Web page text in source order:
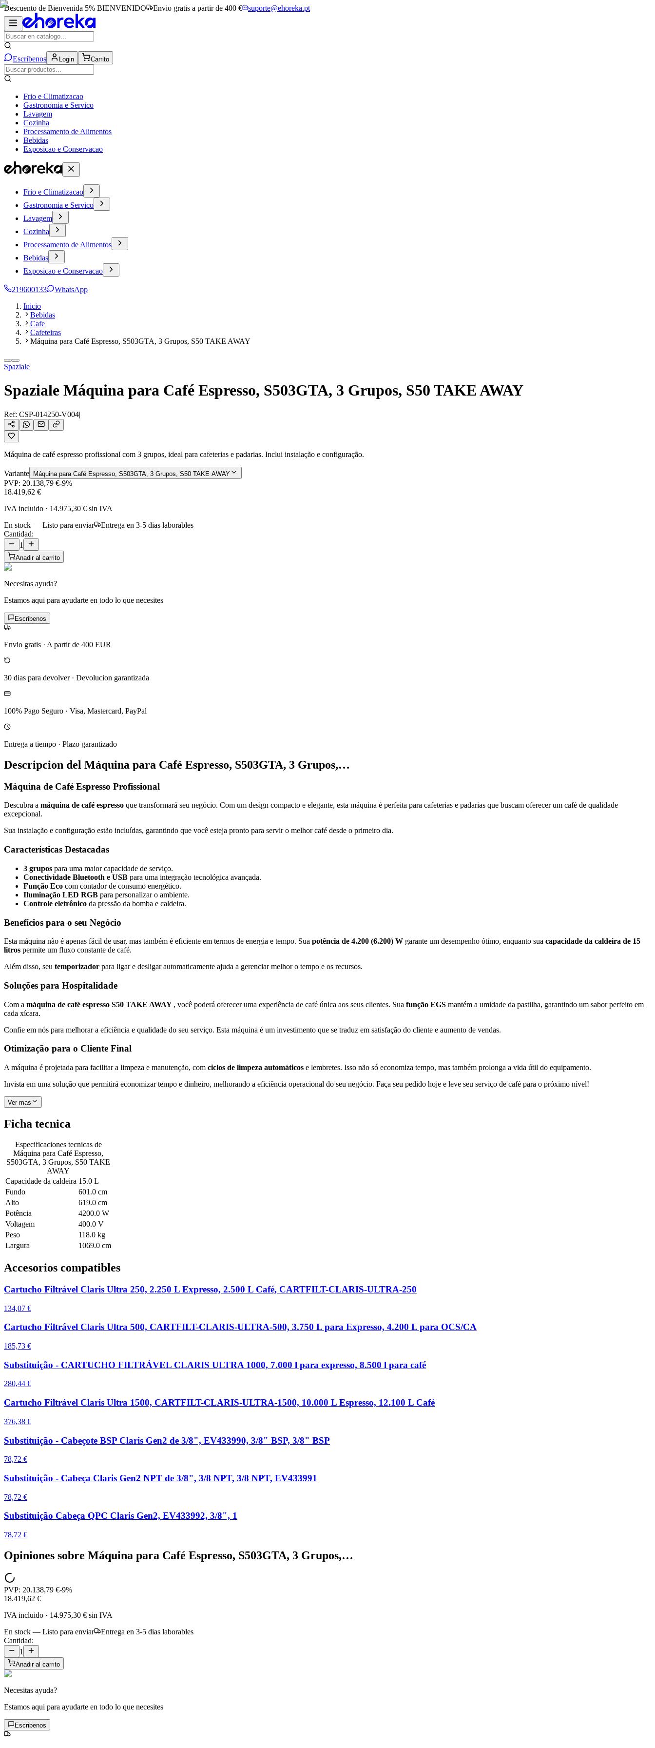
Descuento de Bienvenida 5% BIENVENIDO Envio gratis a partir de 400 € suporte@ehoreka.pt
Escribenos Login Carrito
Frio e Climatizacao
Gastronomia e Servico
Lavagem
Cozinha
Processamento de Alimentos
Bebidas
Exposicao e Conservacao
Frio e Climatizacao
Gastronomia e Servico
Lavagem
Cozinha
Processamento de Alimentos
Bebidas
Exposicao e Conservacao
219600133
WhatsApp
Inicio
Bebidas
Cafe
Cafeteiras
Máquina para Café Espresso, S503GTA, 3 Grupos, S50 TAKE AWAY
Spaziale
Spaziale Máquina para Café Espresso, S503GTA, 3 Grupos, S50 TAKE AWAY
Ref: CSP-014250-V004|
Máquina de café espresso profissional com 3 grupos, ideal para cafeterias e padarias. Inclui instalação e configuração.
Variante Máquina para Café Espresso, S503GTA, 3 Grupos, S50 TAKE AWAY
PVP: 20.138,79 €-9%
18.419,62 €
IVA incluido · 14.975,30 € sin IVA
En stock — Listo para enviar
Entrega en 3-5 dias laborables
Cantidad:
1
Anadir al carrito
Necesitas ayuda?
Estamos aqui para ayudarte en todo lo que necesites
Escribenos
Envio gratis · A partir de 400 EUR
30 dias para devolver· Devolucion garantizada
100% Pago Seguro · Visa, Mastercard, PayPal
Entrega a tiempo · Plazo garantizado
Descripcion del Máquina para Café Espresso, S503GTA, 3 Grupos,…
Máquina de Café Espresso Profissional
Descubra a máquina de café espresso que transformará seu negócio. Com um design compacto e elegante, esta máquina é perfeita para cafeterias e padarias que buscam oferecer um café de qualidade
excepcional.
Sua instalação e configuração estão incluídas, garantindo que você esteja pronto para servir o melhor café desde o primeiro dia.
Características Destacadas
3 grupos para uma maior capacidade de serviço.
Conectividade Bluetooth e USB para uma integração tecnológica avançada.
Função Eco com contador de consumo energético.
Iluminação LED RGB para personalizar o ambiente.
Controle eletrônico da pressão da bomba e caldeira.
Benefícios para o seu Negócio
Esta máquina não é apenas fácil de usar, mas também é eficiente em termos de energia e tempo. Sua potência de 4.200 (6.200) W garante um desempenho ótimo, enquanto sua capacidade da caldeira de 15
litros permite um fluxo constante de café.
Além disso, seu temporizador para ligar e desligar automaticamente ajuda a gerenciar melhor o tempo e os recursos.
Soluções para Hospitalidade
Com a máquina de café espresso S50 TAKE AWAY , você poderá oferecer uma experiência de café única aos seus clientes. Sua função EGS mantém a umidade da pastilha, garantindo um sabor perfeito em
cada xícara.
Confie em nós para melhorar a eficiência e qualidade do seu serviço. Esta máquina é um investimento que se traduz em satisfação do cliente e aumento de vendas.
Otimização para o Cliente Final
A máquina é projetada para facilitar a limpeza e manutenção, com ciclos de limpeza automáticos e lembretes. Isso não só economiza tempo, mas também prolonga a vida útil do equipamento.
Invista em uma solução que permitirá economizar tempo e dinheiro, melhorando a eficiência operacional do seu negócio. Faça seu pedido hoje e leve seu serviço de café para o próximo nível!
Ver mas
Ficha tecnica
Especificaciones tecnicas de
Máquina para Café Espresso,
S503GTA, 3 Grupos, S50 TAKE
AWAY
Capacidade da caldeira 15.0 L
Fundo
601.0 cm
Alto
619.0 cm
Potência
4200.0 W
Voltagem
400.0 V
Peso
118.0 kg
Largura
1069.0 cm
Accesorios compatibles
Cartucho Filtrável Claris Ultra 250, 2.250 L Expresso, 2.500 L Café, CARTFILT-CLARIS-ULTRA-250
134,07 €
Cartucho Filtrável Claris Ultra 500, CARTFILT-CLARIS-ULTRA-500, 3.750 L para Expresso, 4.200 L para OCS/CA
185,73 €
Substituição - CARTUCHO FILTRÁVEL CLARIS ULTRA 1000, 7.000 l para expresso, 8.500 l para café
280,44 €
Cartucho Filtrável Claris Ultra 1500, CARTFILT-CLARIS-ULTRA-1500, 10.000 L Espresso, 12.100 L Café
376,38 €
Substituição - Cabeçote BSP Claris Gen2 de 3/8", EV433990, 3/8" BSP, 3/8" BSP
78,72 €
Substituição - Cabeça Claris Gen2 NPT de 3/8", 3/8 NPT, 3/8 NPT, EV433991
78,72 €
Substituição Cabeça QPC Claris Gen2, EV433992, 3/8", 1
78,72 €
Opiniones sobre Máquina para Café Espresso, S503GTA, 3 Grupos,…
PVP: 20.138,79 €-9%
18.419,62 €
IVA incluido · 14.975,30 € sin IVA
En stock — Listo para enviar
Entrega en 3-5 dias laborables
Cantidad:
1
Anadir al carrito
Necesitas ayuda?
Estamos aqui para ayudarte en todo lo que necesites
Escribenos